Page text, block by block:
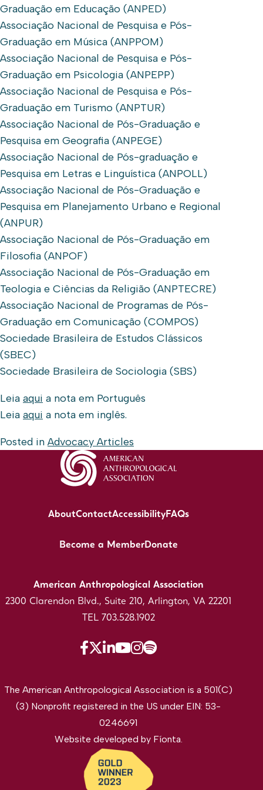
Graduação em Educação (ANPED)
Associação Nacional de Pesquisa e Pós-
Graduação em Música (ANPPOM)
Associação Nacional de Pesquisa e Pós-
Graduação em Psicologia (ANPEPP)
Associação Nacional de Pesquisa e Pós-
Graduação em Turismo (ANPTUR)
Associação Nacional de Pós-Graduação e
Pesquisa em Geografia (ANPEGE)
Associação Nacional de Pós-graduação e
Pesquisa em Letras e Linguística (ANPOLL)
Associação Nacional de Pós-Graduação e
Pesquisa em Planejamento Urbano e Regional
(ANPUR)
Associação Nacional de Pós-Graduação em
Filosofia (ANPOF)
Associação Nacional de Pós-Graduação em
Teologia e Ciências da Religião (ANPTECRE)
Associação Nacional de Programas de Pós-
Graduação em Comunicação (COMPOS)
Sociedade Brasileira de Estudos Clássicos
(SBEC)
Sociedade Brasileira de Sociologia (SBS)
Leia aqui a nota em Português
Leia aqui a nota em inglês.
Posted in Advocacy Articles
AboutContactAccessibilityFAQs
Become a MemberDonate
American Anthropological Association
2300 Clarendon Blvd., Suite 210, Arlington, VA 22201
TEL 703.528.1902
The American Anthropological Association is a 501(C)
(3) Nonprofit registered in the US under EIN: 53-
0246691
Website developed by Fíonta